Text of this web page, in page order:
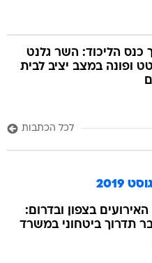
כנס הליכוד: השר גלנט
ופונה במצב יציב לבית
לכל הכתבות
2019
בצפון ובדרום:
תדרוך ביטחוני במשרד